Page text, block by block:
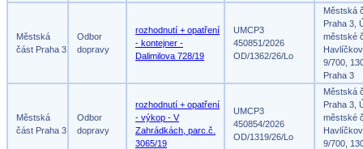
Městská
část Praha 3
Odbor
dopravy
rozhodnutí + opatření
- kontejner -
Dalimilova 728/19
UMCP3
450851/2026
OD/1362/26/Lo
Městská
Praha 3,
městské
9/700,
Praha 3
Městská
část Praha 3
Odbor
dopravy
rozhodnutí + opatření
- výkop - V
Zahrádkách, parc.č.
3065/19
UMCP3
450854/2026
OD/1319/26/Lo
Městská
Praha 3,
městské
9/700,